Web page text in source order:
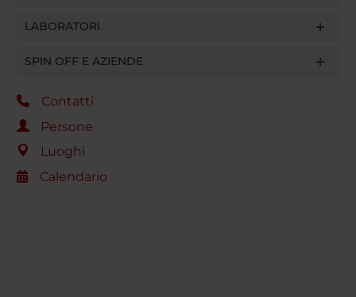
LABORATORI
SPIN OFF E AZIENDE
Contatti
Persone
Luoghi
Calendario